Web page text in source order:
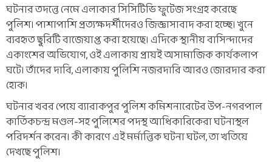
ঘটনার তদন্তে নেমে এলাকার সিসিটিভি ফুটেজ সংগ্রহ করেছে
পুলিশ। পাশাপাশি প্রত্যক্ষদর্শীদেরও জিজ্ঞাসাবাদ করা হচ্ছে। খুনে
ব্যবহৃত ছুরিটি বাজেয়াপ্ত করা হয়েছে। এদিকে স্থানীয় বাসিন্দাদের
একাংশের অভিযোগ, ওই এলাকায় প্রায়ই অসামাজিক কার্যকলাপ
ঘটে। তাঁদের দাবি, এলাকায় পুলিশি নজরদারি আরও জোরদার করা
হোক।
ঘটনার খবর পেয়ে ব্যারাকপুর পুলিশ কমিশনারেটের উপ-নগরপাল
কার্তিকচন্দ্র মণ্ডল-সহ পুলিশের পদস্থ আধিকারিকেরা ঘটনাস্থল
পরিদর্শন করেন। কী কারণে এই মর্মান্তিক ঘটনা ঘটল, তা খতিয়ে
দেখছে পুলিশ।